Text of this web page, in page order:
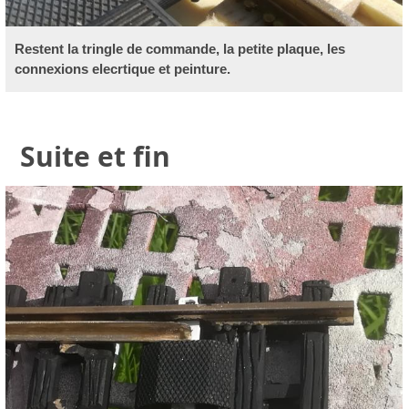
Restent la tringle de commande, la petite plaque, les
connexions elecrtique et peinture.
Suite et fin